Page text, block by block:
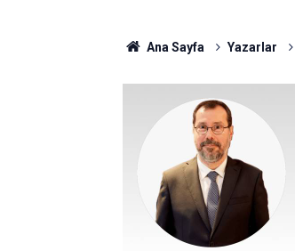
Ana Sayfa Yazarlar